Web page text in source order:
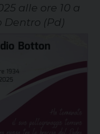
alle ore 10 a
Dentro (Pd)